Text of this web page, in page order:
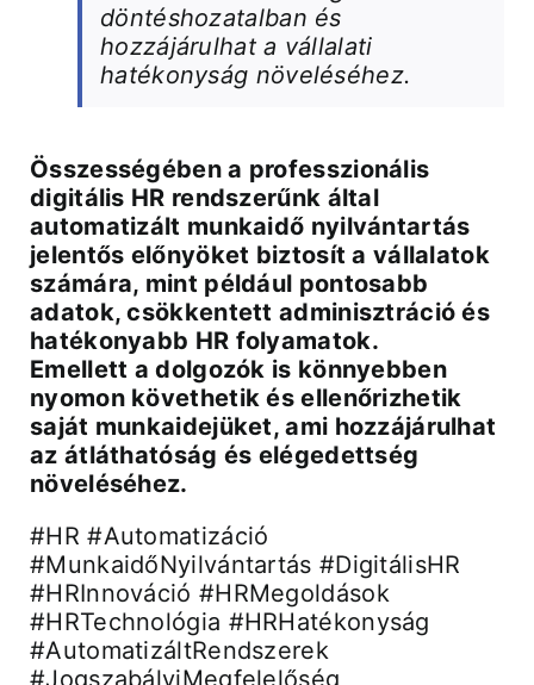
döntéshozatalban és
hozzájárulhat a vállalati
hatékonyság növeléséhez.
Összességében a professzionális
digitális HR rendszerűnk által
automatizált munkaidő nyilvántartás
jelentős előnyöket biztosít a vállalatok
számára, mint például pontosabb
adatok, csökkentett adminisztráció és
hatékonyabb HR folyamatok.
Emellett a dolgozók is könnyebben
nyomon követhetik és ellenőrizhetik
saját munkaidejüket, ami hozzájárulhat
az átláthatóság és elégedettség
növeléséhez.
#HR #Automatizáció
#MunkaidőNyilvántartás #DigitálisHR
#HRInnováció #HRMegoldások
#HRTechnológia #HRHatékonyság
#AutomatizáltRendszerek
#JogszabályiMegfelelőség